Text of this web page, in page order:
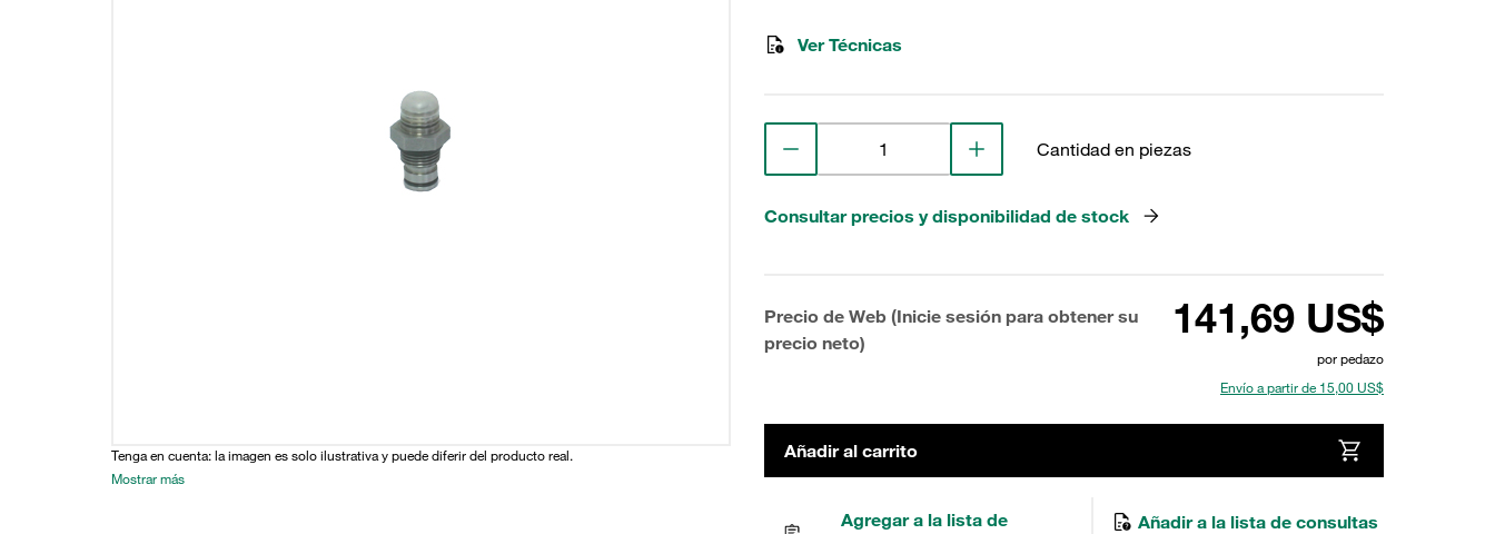
Tenga en cuenta: la imagen es solo ilustrativa y puede diferir del producto real.
Mostrar más
Ver Técnicas
Cantidad en piezas
Consultar precios y disponibilidad de stock
Precio de Web (Inicie sesión para obtener su
precio neto)
141,69 US$
por pedazo
Envío a partir de 15,00 US$
Añadir al carrito
Agregar a la lista de
Añadir a la lista de consultas